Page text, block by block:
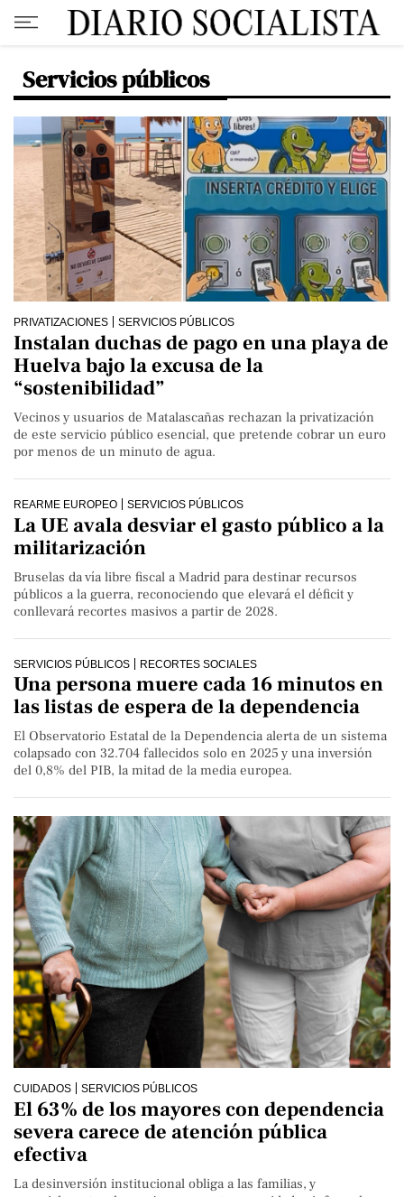
Servicios públicos
PRIVATIZACIONES SERVICIOS PÚBLICOS
Instalan duchas de pago en una playa de
Huelva bajo la excusa de la
“sostenibilidad”
Vecinos y usuarios de Matalascañas rechazan la privatización
de este servicio público esencial, que pretende cobrar un euro
por menos de un minuto de agua.
REARME EUROPEO SERVICIOS PÚBLICOS
La UE avala desviar el gasto público a la
militarización
Bruselas da vía libre fiscal a Madrid para destinar recursos
públicos a la guerra, reconociendo que elevará el déficit y
conllevará recortes masivos a partir de 2028.
SERVICIOS PÚBLICOS RECORTES SOCIALES
Una persona muere cada 16 minutos en
las listas de espera de la dependencia
El Observatorio Estatal de la Dependencia alerta de un sistema
colapsado con 32.704 fallecidos solo en 2025 y una inversión
del 0,8% del PIB, la mitad de la media europea.
CUIDADOS SERVICIOS PÚBLICOS
El 63% de los mayores con dependencia
severa carece de atención pública
efectiva
La desinversión institucional obliga a las familias, y